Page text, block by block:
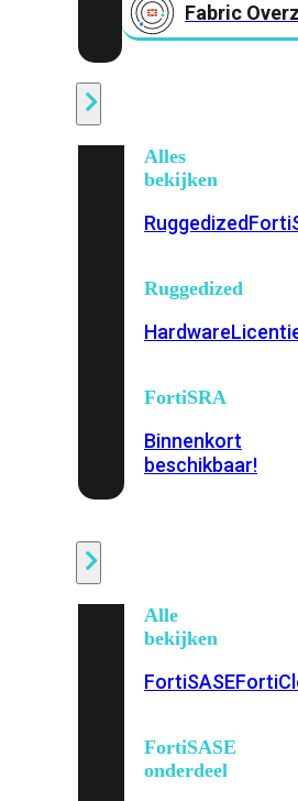
Fabric
Alles
bekijken
Ruggedized
Ruggedized
Hardware
FortiSRA
Binnenkort
beschikbaar!
Alle
bekijken
FortiSASE
FortiSASE
onderdeel